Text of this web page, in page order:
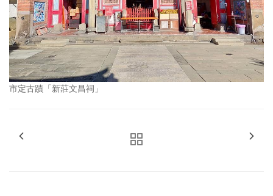
市定古蹟「新莊文昌祠」